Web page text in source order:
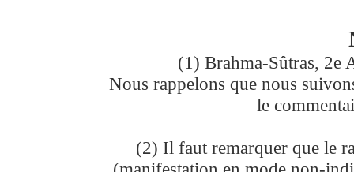
(1) Brahma-Sûtras, 2e
Nous rappelons que nous
le
(2) Il faut remarquer que le